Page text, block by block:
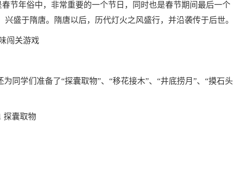
节年俗中，非常重要的一个节日，同时也是春节期间最后一个
盛于隋唐。隋唐以后，历代灯火之风盛行，并沿袭传于后世。
闯关游戏
同学们准备了“探囊取物”、“移花接木”、“井底捞月”、“摸石头
探囊取物